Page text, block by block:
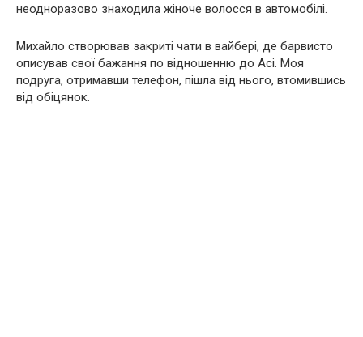
неодноразово знаходила жіноче волосся в автомобілі.
Михайло створював закриті чати в вайбері, де барвисто
описував свої бажання по відношенню до Асі. Моя
подруга, отримавши телефон, пішла від нього, втомившись
від обіцянок.